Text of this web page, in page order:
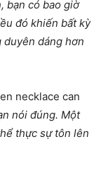
bạn có bao giờ
đó khiến bất kỳ
dáng hơn
necklace can
nói đúng. Một
thực sự tôn lên